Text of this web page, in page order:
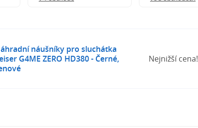
náušníky pro sluchátka
G4ME ZERO HD380 - Černé,
Nejnižší cena!